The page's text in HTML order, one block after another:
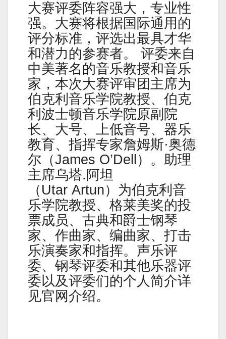
大赛评委阵容强大，专业性
强。大赛将根据国际通用的
评分标准，评选出最具才华
和潜力的参赛者。 评委来自
中美著名的音乐教授和音乐
家，本次大赛评审团主席为
伯克利音乐学院教授、伯克
利波士顿音乐学院原副院
长、大号、上低音号、器乐
教育、指挥专家詹姆斯·奥德
尔（James O’Dell）。助理
主席乌塔.阿坦
（Utar Artun）为伯克利音
乐学院教授、格莱美奖的投
票成员、古典和爵士钢琴
家、作曲家、编曲家、打击
乐演奏家和指挥。声乐评
委、钢琴评委和其他乐器评
委以及评委们的个人简介详
见官网介绍。